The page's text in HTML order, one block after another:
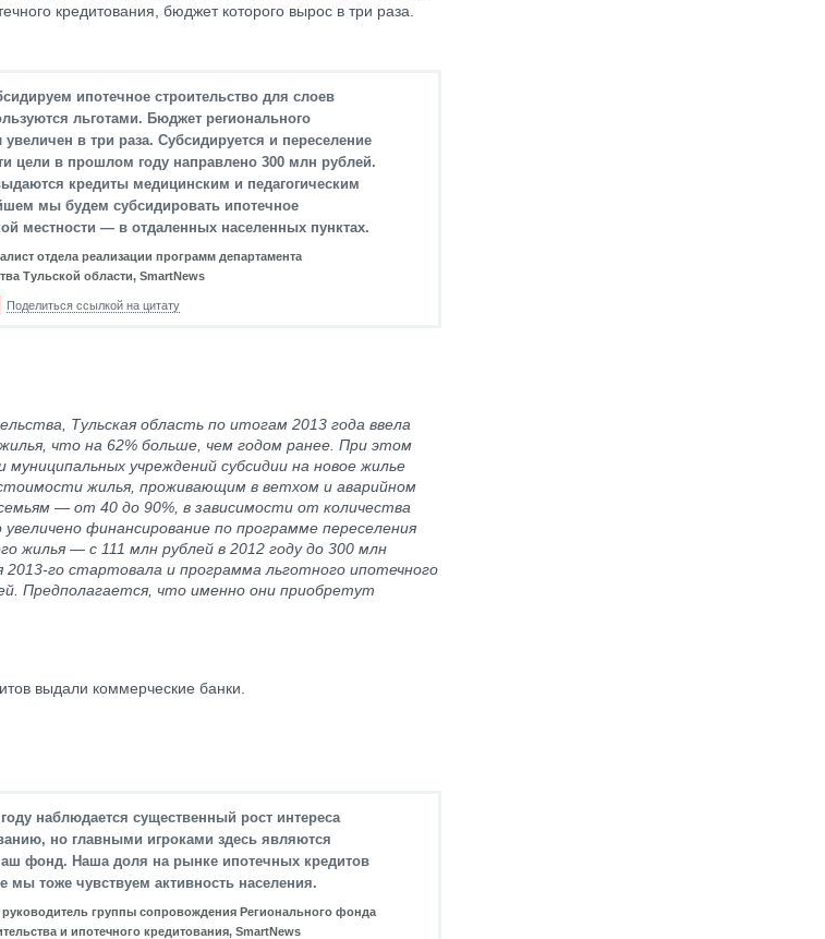
кредитования, бюджет которого вырос в три раза.
ипотечное строительство для слоев
льготами. Бюджет регионального
в три раза. Субсидируется и переселение
цели в прошлом году направлено 300 млн рублей.
кредиты медицинским и педагогическим
мы будем субсидировать ипотечное
местности — в отдаленных населенных пунктах.
отдела реализации программ департамента
Тульской области, SmartNews
Поделиться ссылкой на цитату
Тульская область по итогам 2013 года ввела
что на 62% больше, чем годом ранее. При этом
учреждений субсидии на новое жилье
жилья, проживающим в ветхом и аварийном
— от 40 до 90%, в зависимости от количества
финансирование по программе переселения
жилья — с 111 млн рублей в 2012 году до 300 млн
2013-го стартовала и программа льготного ипотечного
Предполагается, что именно они приобретут
выдали коммерческие банки.
наблюдается существенный рост интереса
но главными игроками здесь являются
фонд. Наша доля на рынке ипотечных кредитов
мы тоже чувствуем активность населения.
группы сопровождения Регионального фонда
и ипотечного кредитования, SmartNews